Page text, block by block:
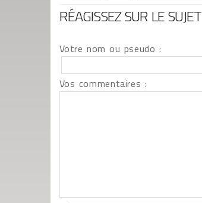
RÉAGISSEZ SUR LE SUJET
Votre nom ou pseudo :
Vos commentaires :